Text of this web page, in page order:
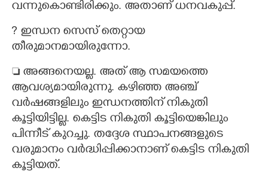
വന്നുകൊണ്ടിരിക്കും. അതാണ് ധനവകുപ്പ്.
? ഇന്ധന സെസ് തെറ്റായ
തീരുമാനമായിരുന്നോ.
 അങ്ങനെയല്ല. അത് ആ സമയത്തെ
ആവശ്യമായിരുന്നു. കഴിഞ്ഞ അഞ്ച്
വർഷങ്ങളിലും ഇന്ധനത്തിന് നികുതി
കൂട്ടിയിട്ടില്ല. കെട്ടിട നികുതി കൂട്ടിയെങ്കിലും
പിന്നീട് കുറച്ചു. തദ്ദേശ സ്ഥാപനങ്ങളുടെ
വരുമാനം വർദ്ധിപ്പിക്കാനാണ് കെട്ടിട നികുതി
കൂട്ടിയത്.